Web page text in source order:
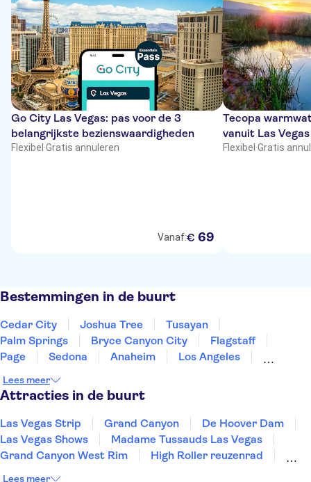
Go City Las Vegas: pas voor de 3
belangrijkste bezienswaardigheden
Flexibel ·Gratis annuleren
Vanaf:€ 69
Tecopa
vanuit Las Vegas
Flexibel ·Gratis
Bestemmingen in de buurt
Cedar City Joshua Tree
Tusayan
Palm Springs
Bryce Canyon City
Flagstaff
Page
Sedona Anaheim
Los Angeles
Phoenix
Lees meer
Attracties in de buurt
Las Vegas Strip Grand Canyon
De Hoover Dam
Las Vegas Shows
Madame Tussauds Las Vegas
Grand Canyon West Rim
High Roller reuzenrad
Lees meer